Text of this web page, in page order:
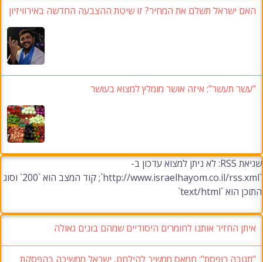
האם ישראל תשלם את המחיר? זו שיטת ההצבעה החדשה באירוויזיון
"עשר תעשר": איזה אושר מומלץ למצוא בעושר
שגיאת RSS: לא ניתן למצוא עדכון ב-
`http://www.israelhayom.co.il/rss.xml`; קוד המצב הוא `200` וסוג
התוכן הוא `text/html`
איתן החזיר אותנו לחומרים היסודיים שמהם בונים גאולה
"תגובה רופסת": חמאס ממשיך להילחם, ישראל ממשיכה בהפסקת